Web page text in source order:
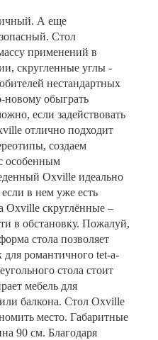
А еще
Стол
применений в
скругленные углы -
нестандартных
обыграть
если задействовать
отлично подходит
создаем
особенным
Oxville идеально
в нем уже есть
Oxville скруглённые –
в обстановку. Пожалуй,
стола позволяет
для романтичного tet-a-
стола стоит
мебель для
балкона. Стол Oxville
место. Габаритные
90 см. Благодаря